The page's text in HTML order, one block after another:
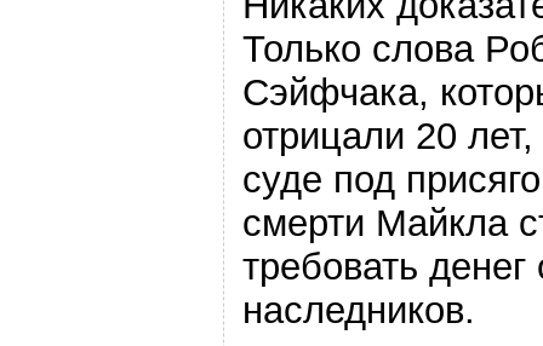
Только слова
Сэйфчака,
отрицали 20
суде под
смерти Майкла
требовать денег
наследников.